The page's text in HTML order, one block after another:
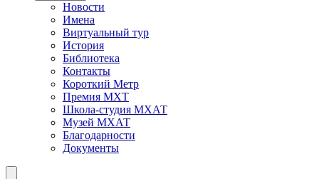
Новости
Имена
Виртуальный тур
История
Библиотека
Контакты
Короткий Метр
Премия МХТ
Школа-студия МХАТ
Музей МХАТ
Благодарности
Документы